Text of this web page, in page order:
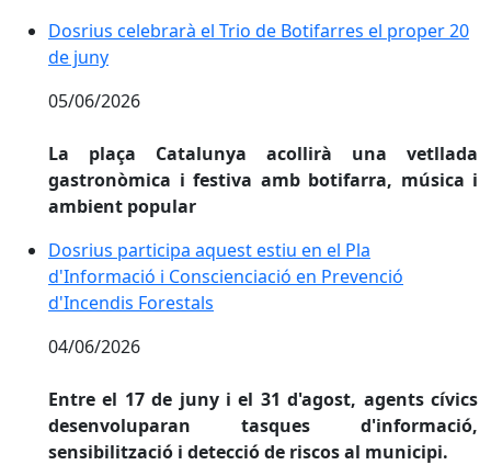
Dosrius celebrarà el Trio de Botifarres el proper 20
Dosrius celebrarà el Trio de Botifarres el proper 20
de juny
05/06/2026
La plaça Catalunya acollirà una vetllada
gastronòmica i festiva amb botifarra, música i
ambient popular
Dosrius participa aquest estiu en el Pla d'Informació
Dosrius participa aquest estiu en el Pla
d'Informació i Conscienciació en Prevenció
d'Incendis Forestals
04/06/2026
Entre el 17 de juny i el 31 d'agost, agents cívics
desenvoluparan tasques d'informació,
sensibilització i detecció de riscos al municipi.